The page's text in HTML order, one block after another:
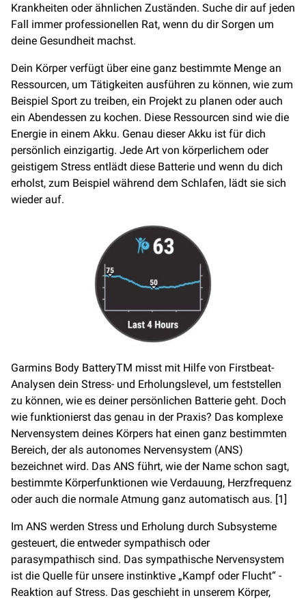
Krankheiten oder ähnlichen Zuständen. Suche dir auf jeden
Fall immer professionellen Rat, wenn du dir Sorgen um
deine Gesundheit machst.
Dein Körper verfügt über eine ganz bestimmte Menge an
Ressourcen, um Tätigkeiten ausführen zu können, wie zum
Beispiel Sport zu treiben, ein Projekt zu planen oder auch
ein Abendessen zu kochen. Diese Ressourcen sind wie die
Energie in einem Akku. Genau dieser Akku ist für dich
persönlich einzigartig. Jede Art von körperlichem oder
geistigem Stress entlädt diese Batterie und wenn du dich
erholst, zum Beispiel während dem Schlafen, lädt sie sich
wieder auf.
Garmins Body BatteryTM misst mit Hilfe von Firstbeat-
Analysen dein Stress- und Erholungslevel, um feststellen
zu können, wie es deiner persönlichen Batterie geht. Doch
wie funktionierst das genau in der Praxis? Das komplexe
Nervensystem deines Körpers hat einen ganz bestimmten
Bereich, der als autonomes Nervensystem (ANS)
bezeichnet wird. Das ANS führt, wie der Name schon sagt,
bestimmte Körperfunktionen wie Verdauung, Herzfrequenz
oder auch die normale Atmung ganz automatisch aus. [1]
Im ANS werden Stress und Erholung durch Subsysteme
gesteuert, die entweder sympathisch oder
parasympathisch sind. Das sympathische Nervensystem
ist die Quelle für unsere instinktive „Kampf oder Flucht“ -
Reaktion auf Stress. Das geschieht in unserem Körper,